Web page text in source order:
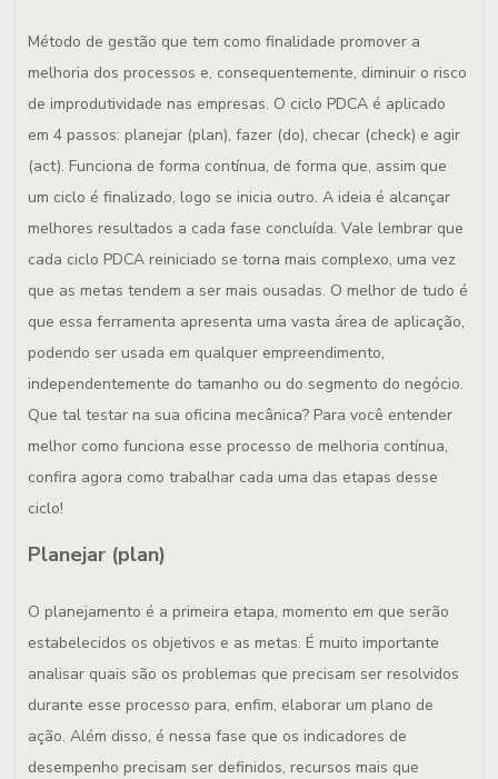
Método de gestão que tem como finalidade promover a
melhoria dos processos e, consequentemente, diminuir o risco
de improdutividade nas empresas. O ciclo PDCA é aplicado
em 4 passos: planejar (plan), fazer (do), checar (check) e agir
(act). Funciona de forma contínua, de forma que, assim que
um ciclo é finalizado, logo se inicia outro. A ideia é alcançar
melhores resultados a cada fase concluída. Vale lembrar que
cada ciclo PDCA reiniciado se torna mais complexo, uma vez
que as metas tendem a ser mais ousadas. O melhor de tudo é
que essa ferramenta apresenta uma vasta área de aplicação,
podendo ser usada em qualquer empreendimento,
independentemente do tamanho ou do segmento do negócio.
Que tal testar na sua oficina mecânica? Para você entender
melhor como funciona esse processo de melhoria contínua,
confira agora como trabalhar cada uma das etapas desse
ciclo!
Planejar (plan)
O planejamento é a primeira etapa, momento em que serão
estabelecidos os objetivos e as metas. É muito importante
analisar quais são os problemas que precisam ser resolvidos
durante esse processo para, enfim, elaborar um plano de
ação. Além disso, é nessa fase que os indicadores de
desempenho precisam ser definidos, recursos mais que